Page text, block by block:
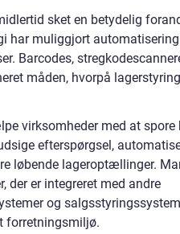
sket en betydelig
har muliggjort
Barcodes,
måden, hvorpå lagerstyring
virksomheder med at spore
efterspørgsel,
løbende lageroptællinger.
der er integreret med andre
og
forretningsmiljø.